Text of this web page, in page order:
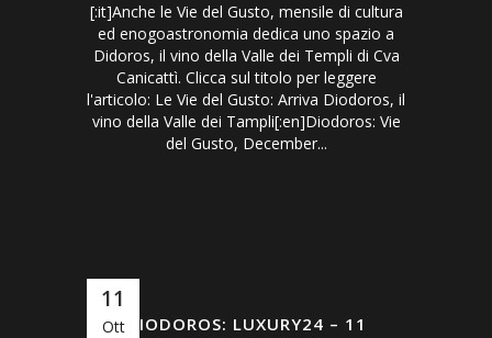
[:it]Anche le Vie del Gusto, mensile di cultura
ed enogoastronomia dedica uno spazio a
Didoros, il vino della Valle dei Templi di Cva
Canicattì. Clicca sul titolo per leggere
l'articolo: Le Vie del Gusto: Arriva Diodoros, il
vino della Valle dei Tampli[:en]Diodoros: Vie
del Gusto, December...
11
Ott DIODOROS: LUXURY24 – 11